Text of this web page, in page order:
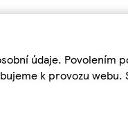
údaje. Povolením
k provozu webu.